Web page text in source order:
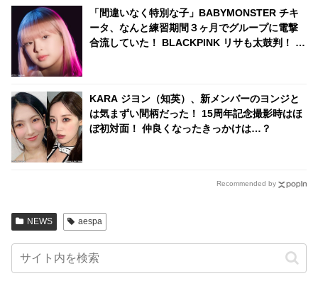
「間違いなく特別な子」BABYMONSTER チキ
ータ、なんと練習期間３ヶ月でグループに電撃
合流していた！ BLACKPINK リサも太鼓判！ 圧
KARA ジヨン（知英）、新メンバーのヨンジと
は気まずい間柄だった！ 15周年記念撮影時はほ
ぼ初対面！ 仲良くなったきっかけは…？
Recommended by
NEWS aespa